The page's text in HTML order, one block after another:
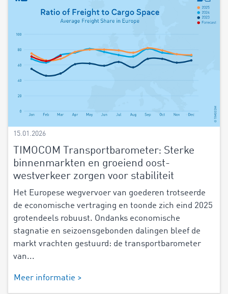
15.01.2026
TIMOCOM Transportbarometer: Sterke
binnenmarkten en groeiend oost-
westverkeer zorgen voor stabiliteit
Het Europese wegvervoer van goederen trotseerde
de economische vertraging en toonde zich eind 2025
grotendeels robuust. Ondanks economische
stagnatie en seizoensgebonden dalingen bleef de
markt vrachten gestuurd: de transportbarometer
van...
Meer informatie >